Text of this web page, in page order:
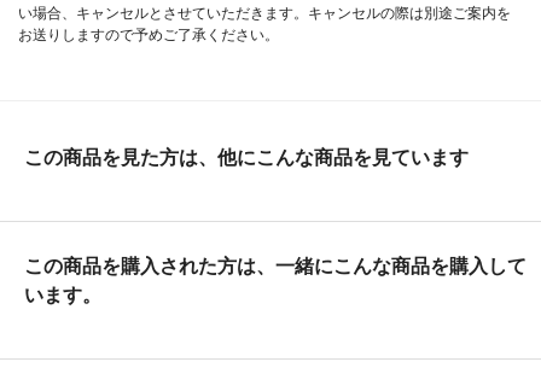
い場合、キャンセルとさせていただきます。キャンセルの際は別途ご案内を
お送りしますので予めご了承ください。
この商品を見た方は、他にこんな商品を見ています
この商品を購入された方は、一緒にこんな商品を購入して
います。